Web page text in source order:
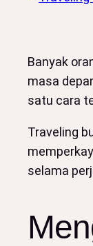
Banyak
masa
satu cara
Traveling
selama